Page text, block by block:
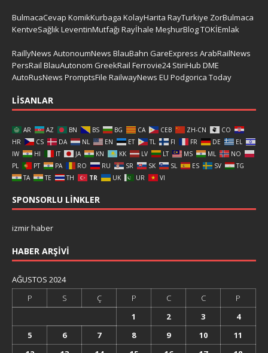
BulmacaCevap KomikKurbaga KolayHarita RayTurkiye ZorBulmaca
KentveSağlıkLeventinMutfağı Rayİhale MeşhurBlogTOKİEmlak
RaillyNews AutonoumNews BlauBahn GareExpress ArabRailNews
PersRail BlauAutonom GreekRail Ferrovie24 StiriHub DME
AutoRusNews PromptsFile RailwayNews EU Podgorica Today
LISANLAR
AR AZ BN BS BG CA CEB ZH-CN
CO
HR
CS DA NL EN ET TL FI FR DE
EL
IW
HI IT JA KN KK LV LT MS ML
NO
PL
PT PA RO RU SR SK SL ES SV
TG
TA
TE TH TR UK UR VI
SPONSORLU LINKLER
izmir haber
HABER ARŞIVI
AĞUSTOS 2024
P
S Ç P C C
P
1
2 3
4
5
6 7 8 9 10
11